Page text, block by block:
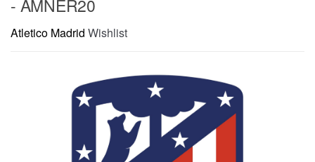
- AMNER20
Atletico Madrid Wishlist